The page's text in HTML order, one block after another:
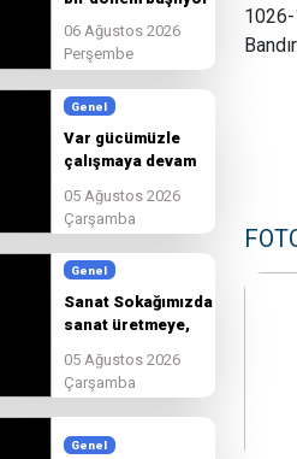
06 Ağustos 2026
Perşembe
Genel
Var gücümüzle
çalışmaya devam
05 Ağustos 2026
Çarşamba
Genel
Sanat Sokağımızda
sanat üretmeye,
birlikte
güzelleşmeye devam
ediyoruz.
05 Ağustos 2026
Çarşamba
Genel
1026-